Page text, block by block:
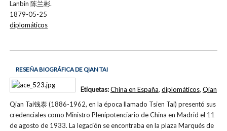
Lanbin 陈兰彬.
1879-05-25
diplomáticos
RESEÑA BIOGRÁFICA DE QIAN TAI
Qian Tai钱泰 (1886-1962, en la época llamado Tsien Tai) presentó sus
credenciales como Ministro Plenipotenciario de China en Madrid el 11
de agosto de 1933. La legación se encontraba en la plaza Marqués de
Etiquetas:China en España, diplomáticos, Qian